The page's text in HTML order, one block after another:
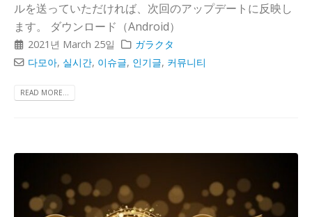
ルを送っていただければ、次回のアップデートに反映し
ます。 ダウンロード（Android）
2021년 March 25일
ガラクタ
다모아, 실시간, 이슈글, 인기글, 커뮤니티
READ MORE...